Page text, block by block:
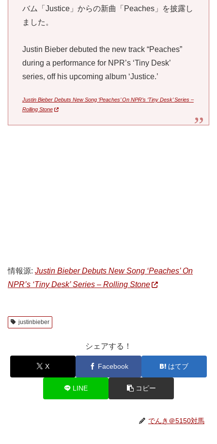
バム「Justice」からの新曲「Peaches」を披露し
ました。
Justin Bieber debuted the new track “Peaches”
during a performance for NPR’s ‘Tiny Desk’
series, off his upcoming album ‘Justice.’
Justin Bieber Debuts New Song ‘Peaches’ On NPR’s ‘Tiny Desk’ Series –
Rolling Stone
情報源: Justin Bieber Debuts New Song ‘Peaches’ On
NPR’s ‘Tiny Desk’ Series – Rolling Stone
justinbieber
シェアする！
X Facebook はてブ
LINE コピー
でんき＠5150対馬